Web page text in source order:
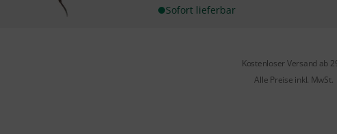
Sofort lieferbar
Kostenloser Versand ab
Alle Preise inkl. MwSt.